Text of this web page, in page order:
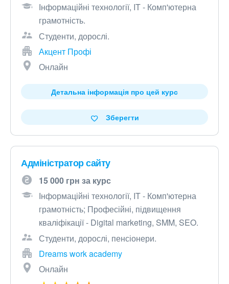
Інформаційні технології, IT - Комп'ютерна
грамотність.
Студенти, дорослі.
Акцент Профі
Онлайн
Детальна інформація про цей курс
Зберегти
Адміністратор сайту
15 000 грн за курс
Інформаційні технології, IT - Комп'ютерна
грамотність; Професійні, підвищення
кваліфікації - Digital marketing, SMM, SEO.
Студенти, дорослі, пенсіонери.
Dreams work academy
Онлайн